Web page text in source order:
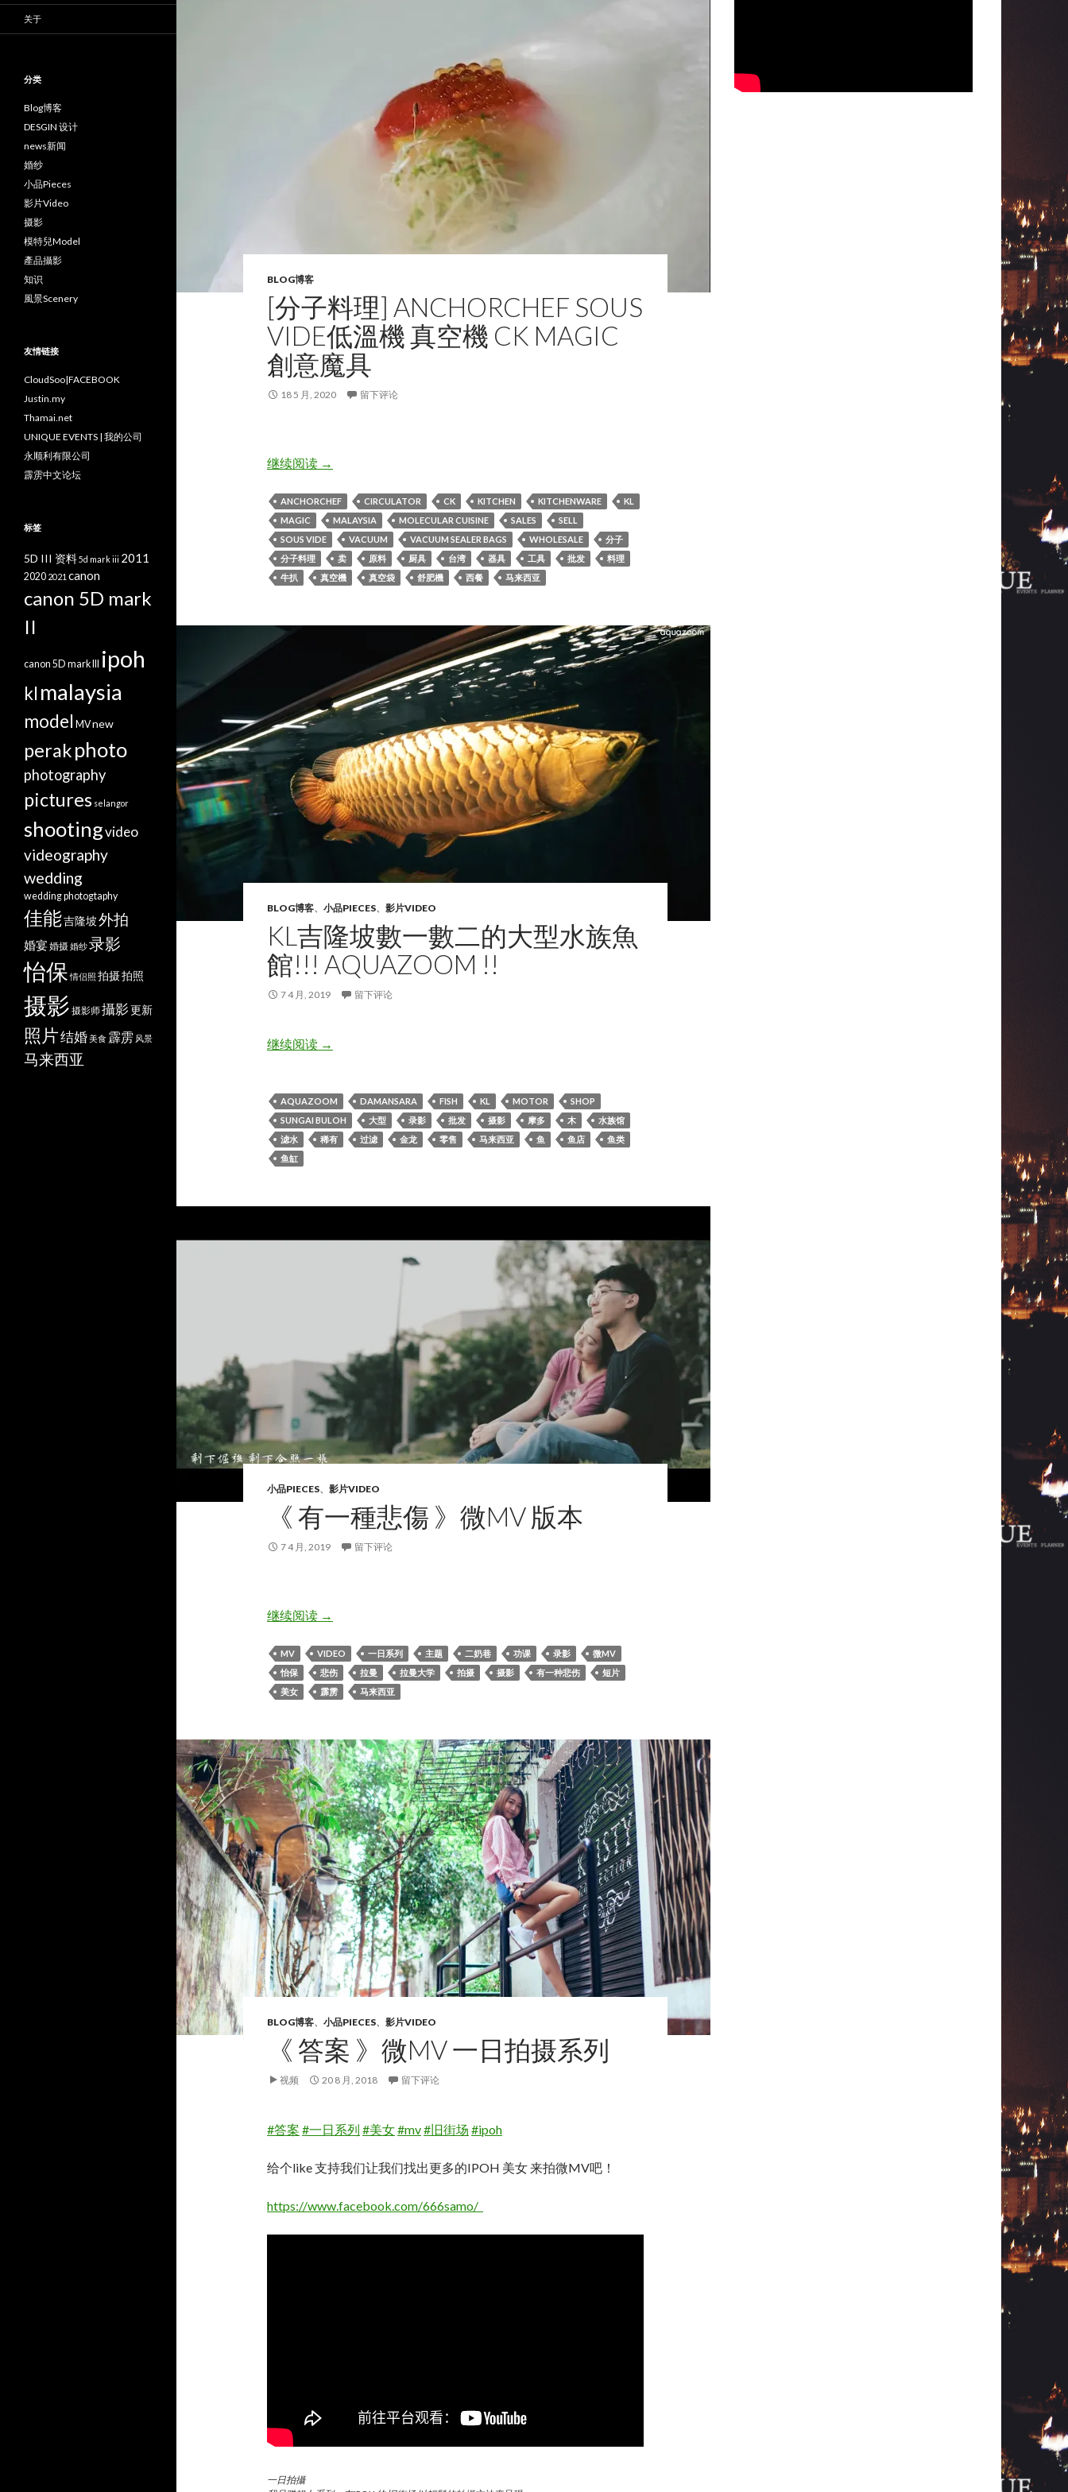
BLOG博客
[分子料理] ANCHORCHEF SOUS
VIDE低溫機 真空機 CK MAGIC
創意魔具
18 5 月, 2020 留下评论
继续阅读[分子料理] AnchorChef Sous Vide低溫機 真空機 CK Magic 創意魔具
→
ANCHORCHEF CIRCULATOR CK KITCHEN KITCHENWARE
KL
MAGIC
MALAYSIA MOLECULAR CUISINE SALES
SELL
SOUS VIDE
VACUUM VACUUM SEALER BAGS WHOLESALE
分子
分子料理
卖 原料 厨具 台湾 器具 工具 批发
料理
牛扒
真空機 真空袋 舒肥機 西餐 马来西亚
BLOG博客、 小品PIECES、 影片VIDEO
KL吉隆坡數一數二的大型水族魚
館!!! AQUAZOOM !!
7 4 月, 2019 留下评论
继续阅读KL吉隆坡數一數二的大型水族魚館!!! AQUAZOOM !!
→
AQUAZOOM DAMANSARA FISH KL MOTOR
SHOP
SUNGAI BULOH
大型 录影 批发 摄影 摩多 木
水族馆
滤水
稀有 过滤 金龙 零售 马来西亚 鱼 鱼店
鱼类
鱼缸
小品PIECES、 影片VIDEO
《 有一種悲傷 》微MV 版本
7 4 月, 2019 留下评论
继续阅读《 有一種悲傷 》微MV 版本
→
MV VIDEO 一日系列 主题 二奶巷 功课 录影
微MV
怡保
悲伤 拉曼 拉曼大学 拍摄 摄影 有一种悲伤
短片
美女
霹雳 马来西亚
BLOG博客、 小品PIECES、 影片VIDEO
《 答案 》微MV 一日拍摄系列
视频 20 8 月, 2018 留下评论
#答案 #一日系列 #美女#mv#旧街场 #ipoh
给个like 支持我们让我们找出更多的IPOH 美女 来拍微MV吧！
https://www.facebook.com/666samo/
一日拍攝
关于
分类
Blog博客
DESGIN 设计
news新闻
婚纱
小品Pieces
影片Video
摄影
模特兒Model
產品攝影
知识
風景Scenery
友情链接
CloudSoo|FACEBOOK
Justin.my
Thamai.net
UNIQUE EVENTS | 我的公司
永顺利有限公司
霹雳中文论坛
标签
5D III 资料5d mark iii 2011
2020 2021 canon
canon 5D mark
II
canon 5D mark III ipoh
kl malaysia
model MVnew
perakphoto
photography
pictures selangor
shootingvideo
videography
wedding
wedding photogtaphy
佳能吉隆坡外拍
婚宴婚摄婚纱录影
怡保 情侣照 拍摄拍照
摄影 摄影师攝影更新
照片结婚美食 霹雳 风景
马来西亚